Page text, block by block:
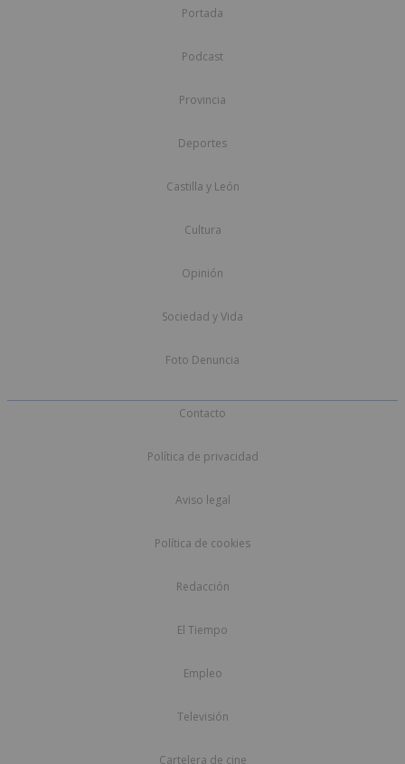
Portada
Podcast
Provincia
Deportes
Castilla y León
Cultura
Opinión
Sociedad y Vida
Foto Denuncia
Contacto
Política de privacidad
Aviso legal
Política de cookies
Redacción
El Tiempo
Empleo
Televisión
Cartelera de cine